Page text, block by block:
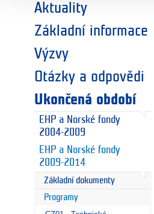
Aktuality
Základní informace
Výzvy
Otázky a odpovědi
Ukončená období
EHP a Norské fondy
2004-2009
EHP a Norské fondy
2009-2014
Základní dokumenty
Programy